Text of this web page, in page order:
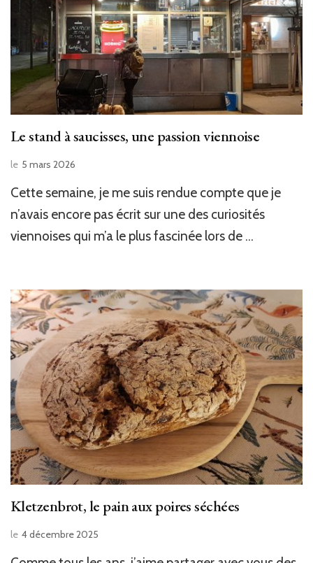
Le stand à saucisses, une passion viennoise
le 5 mars 2026
Cette semaine, je me suis rendue compte que je
n’avais encore pas écrit sur une des curiosités
viennoises qui m’a le plus fascinée lors de …
Kletzenbrot, le pain aux poires séchées
le 4 décembre 2025